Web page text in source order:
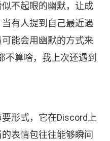
不起眼的幽默，让成
有人提到自己最近遇
能会用幽默的方式来
不算啥，我上次还遇到
形式，它在Discord上
表情包往往能够瞬间